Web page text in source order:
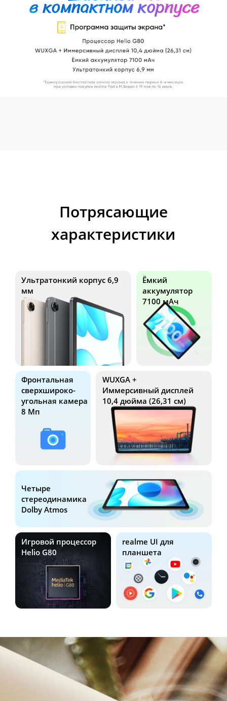
Потрясающие
характеристики
WUXGA +
Иммерсивный дисплей
10,4 дюйма (26,31 см)
Ёмкий
аккумулятор
7100 мАч
Ультратонкий корпус 6,9
мм
Игровой процессор
Helio G80
Фронтальная
сверхшироко-
угольная камера
8 Мп
Четыре
стереодинамика
Dolby Atmos
realme UIдля
планшета